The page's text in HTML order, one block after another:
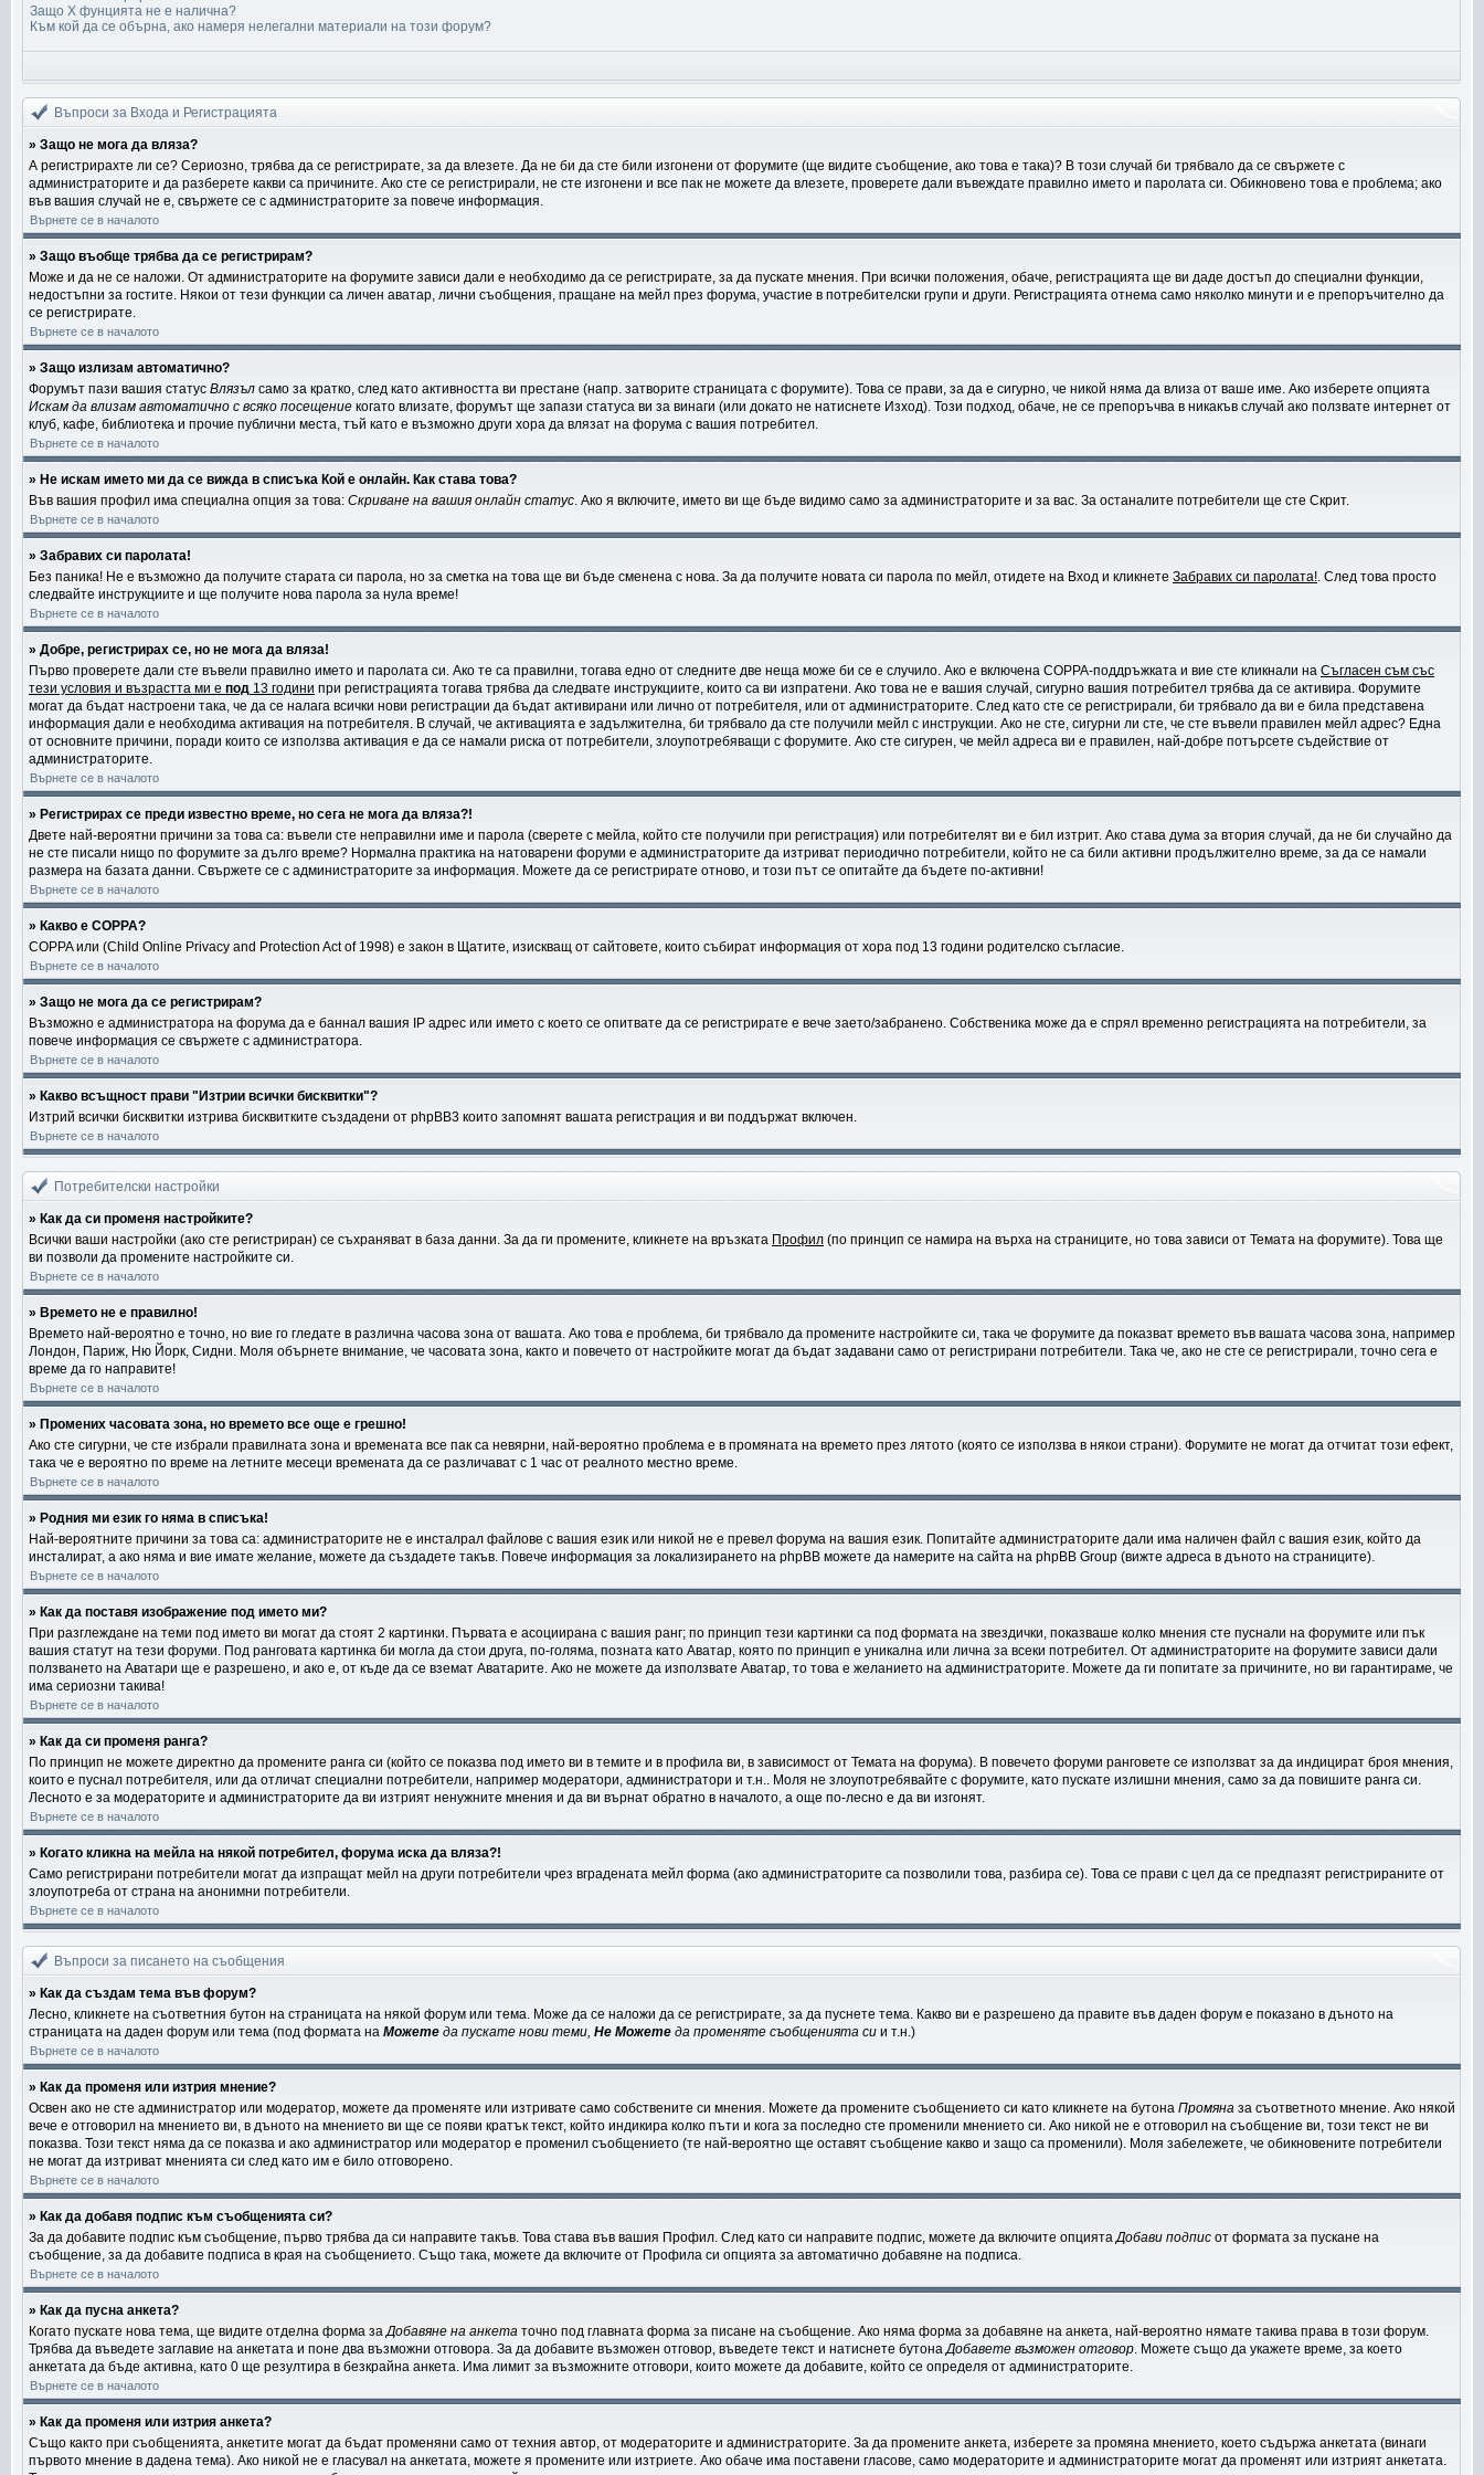
Защо X фунцията не е налична?
Към кой да се обърна, ако намеря нелегални материали на този форум?
Въпроси за Входа и Регистрацията
» Защо не мога да вляза?
А регистрирахте ли се? Сериозно, трябва да се регистрирате, за да влезете. Да не би да сте били изгонени от форумите (ще видите съобщение, ако това е така)? В този случай би трябвало да се свържете с
администраторите и да разберете какви са причините. Ако сте се регистрирали, не сте изгонени и все пак не можете да влезете, проверете дали въвеждате правилно името и паролата си. Обикновено това е проблема; ако
във вашия случай не е, свържете се с администраторите за повече информация.
Върнете се в началото
» Защо въобще трябва да се регистрирам?
Може и да не се наложи. От администраторите на форумите зависи дали е необходимо да се регистрирате, за да пускате мнения. При всички положения, обаче, регистрацията ще ви даде достъп до специални функции,
недостъпни за гостите. Някои от тези функции са личен аватар, лични съобщения, пращане на мейл през форума, участие в потребителски групи и други. Регистрацията отнема само няколко минути и е препоръчително да
се регистрирате.
Върнете се в началото
» Защо излизам автоматично?
Форумът пази вашия статус Влязъл само за кратко, след като активността ви престане (напр. затворите страницата с форумите). Това се прави, за да е сигурно, че никой няма да влиза от ваше име. Ако изберете опцията
Искам да влизам автоматично с всяко посещение когато влизате, форумът ще запази статуса ви за винаги (или докато не натиснете Изход). Този подход, обаче, не се препоръчва в никакъв случай ако ползвате интернет от
клуб, кафе, библиотека и прочие публични места, тъй като е възможно други хора да влязат на форума с вашия потребител.
Върнете се в началото
» Не искам името ми да се вижда в списъка Кой е онлайн. Как става това?
Във вашия профил има специална опция за това: Скриване на вашия онлайн статус. Ако я включите, името ви ще бъде видимо само за администраторите и за вас. За останалите потребители ще сте Скрит.
Върнете се в началото
» Забравих си паролата!
Без паника! Не е възможно да получите старата си парола, но за сметка на това ще ви бъде сменена с нова. За да получите новата си парола по мейл, отидете на Вход и кликнете Забравих си паролата!. След това просто
следвайте инструкциите и ще получите нова парола за нула време!
Върнете се в началото
» Добре, регистрирах се, но не мога да вляза!
Първо проверете дали сте въвели правилно името и паролата си. Ако те са правилни, тогава едно от следните две неща може би се е случило. Ако е включена COPPA-поддръжката и вие сте кликнали на Съгласен съм със
тези условия и възрастта ми е под 13 години при регистрацията тогава трябва да следвате инструкциите, които са ви изпратени. Ако това не е вашия случай, сигурно вашия потребител трябва да се активира. Форумите
могат да бъдат настроени така, че да се налага всички нови регистрации да бъдат активирани или лично от потребителя, или от администраторите. След като сте се регистрирали, би трябвало да ви е била представена
информация дали е необходима активация на потребителя. В случай, че активацията е задължителна, би трябвало да сте получили мейл с инструкции. Ако не сте, сигурни ли сте, че сте въвели правилен мейл адрес? Една
от основните причини, поради които се използва активация е да се намали риска от потребители, злоупотребяващи с форумите. Ако сте сигурен, че мейл адреса ви е правилен, най-добре потърсете съдействие от
администраторите.
Върнете се в началото
» Регистрирах се преди известно време, но сега не мога да вляза?!
Двете най-вероятни причини за това са: въвели сте неправилни име и парола (сверете с мейла, който сте получили при регистрация) или потребителят ви е бил изтрит. Ако става дума за втория случай, да не би случайно да
не сте писали нищо по форумите за дълго време? Нормална практика на натоварени форуми е администраторите да изтриват периодично потребители, който не са били активни продължително време, за да се намали
размера на базата данни. Свържете се с администраторите за информация. Можете да се регистрирате отново, и този път се опитайте да бъдете по-активни!
Върнете се в началото
» Какво е COPPA?
COPPA или (Child Online Privacy and Protection Act of 1998) е закон в Щатите, изискващ от сайтовете, които събират информация от хора под 13 години родителско съгласие.
Върнете се в началото
» Защо не мога да се регистрирам?
Възможно е администратора на форума да е баннал вашия IP адрес или името с което се опитвате да се регистрирате е вече заето/забранено. Собственика може да е спрял временно регистрацията на потребители, за
повече информация се свържете с администратора.
Върнете се в началото
» Какво всъщност прави "Изтрии всички бисквитки"?
Изтрий всички бисквитки изтрива бисквитките създадени от phpBB3 които запомнят вашата регистрация и ви поддържат включен.
Върнете се в началото
Потребителски настройки
» Как да си променя настройките?
Всички ваши настройки (ако сте регистриран) се съхраняват в база данни. За да ги промените, кликнете на връзката Профил (по принцип се намира на върха на страниците, но това зависи от Темата на форумите). Това ще
ви позволи да промените настройките си.
Върнете се в началото
» Времето не е правилно!
Времето най-вероятно е точно, но вие го гледате в различна часова зона от вашата. Ако това е проблема, би трябвало да промените настройките си, така че форумите да показват времето във вашата часова зона, например
Лондон, Париж, Ню Йорк, Сидни. Моля обърнете внимание, че часовата зона, както и повечето от настройките могат да бъдат задавани само от регистрирани потребители. Така че, ако не сте се регистрирали, точно сега е
време да го направите!
Върнете се в началото
» Промених часовата зона, но времето все още е грешно!
Ако сте сигурни, че сте избрали правилната зона и времената все пак са невярни, най-вероятно проблема е в промяната на времето през лятото (която се използва в някои страни). Форумите не могат да отчитат този ефект,
така че е вероятно по време на летните месеци времената да се различават с 1 час от реалното местно време.
Върнете се в началото
» Родния ми език го няма в списъка!
Най-вероятните причини за това са: администраторите не е инсталрал файлове с вашия език или никой не е превел форума на вашия език. Попитайте администраторите дали има наличен файл с вашия език, който да
инсталират, а ако няма и вие имате желание, можете да създадете такъв. Повече информация за локализирането на phpBB можете да намерите на сайта на phpBB Group (вижте адреса в дъното на страниците).
Върнете се в началото
» Как да поставя изображение под името ми?
При разглеждане на теми под името ви могат да стоят 2 картинки. Първата е асоциирана с вашия ранг; по принцип тези картинки са под формата на звездички, показваше колко мнения сте пуснали на форумите или пък
вашия статут на тези форуми. Под ранговата картинка би могла да стои друга, по-голяма, позната като Аватар, която по принцип е уникална или лична за всеки потребител. От администраторите на форумите зависи дали
ползването на Аватари ще е разрешено, и ако е, от къде да се вземат Аватарите. Ако не можете да използвате Аватар, то това е желанието на администраторите. Можете да ги попитате за причините, но ви гарантираме, че
има сериозни такива!
Върнете се в началото
» Как да си променя ранга?
По принцип не можете директно да промените ранга си (който се показва под името ви в темите и в профила ви, в зависимост от Темата на форума). В повечето форуми ранговете се използват за да индицират броя мнения,
които е пуснал потребителя, или да отличат специални потребители, например модератори, администратори и т.н.. Моля не злоупотребявайте с форумите, като пускате излишни мнения, само за да повишите ранга си.
Лесното е за модераторите и администраторите да ви изтрият ненужните мнения и да ви върнат обратно в началото, а още по-лесно е да ви изгонят.
Върнете се в началото
» Когато кликна на мейла на някой потребител, форума иска да вляза?!
Само регистрирани потребители могат да изпращат мейл на други потребители чрез вградената мейл форма (ако администраторите са позволили това, разбира се). Това се прави с цел да се предпазят регистрираните от
злоупотреба от страна на анонимни потребители.
Върнете се в началото
Въпроси за писането на съобщения
» Как да създам тема във форум?
Лесно, кликнете на съответния бутон на страницата на някой форум или тема. Може да се наложи да се регистрирате, за да пуснете тема. Какво ви е разрешено да правите във даден форум е показано в дъното на
страницата на даден форум или тема (под формата на Можете да пускате нови теми, Не Можете да променяте съобщенията си и т.н.)
Върнете се в началото
» Как да променя или изтрия мнение?
Освен ако не сте администратор или модератор, можете да променяте или изтривате само собствените си мнения. Можете да промените съобщението си като кликнете на бутона Промяна за съответното мнение. Ако някой
вече е отговорил на мнението ви, в дъното на мнението ви ще се появи кратък текст, който индикира колко пъти и кога за последно сте променили мнението си. Ако никой не е отговорил на съобщение ви, този текст не ви
показва. Този текст няма да се показва и ако администратор или модератор е променил съобщението (те най-вероятно ще оставят съобщение какво и защо са променили). Моля забележете, че обикновените потребители
не могат да изтриват мненията си след като им е било отговорено.
Върнете се в началото
» Как да добавя подпис към съобщенията си?
За да добавите подпис към съобщение, първо трябва да си направите такъв. Това става във вашия Профил. След като си направите подпис, можете да включите опциятаДобави подпис от формата за пускане на
съобщение, за да добавите подписа в края на съобщението. Също така, можете да включите от Профила си опцията за автоматично добавяне на подписа.
Върнете се в началото
» Как да пусна анкета?
Когато пускате нова тема, ще видите отделна форма заДобавяне на анкета точно под главната форма за писане на съобщение. Ако няма форма за добавяне на анкета, най-вероятно нямате такива права в този форум.
Трябва да въведете заглавие на анкетата и поне два възможни отговора. За да добавите възможен отговор, въведете текст и натиснете бутонаДобавете възможен отговор. Можете също да укажете време, за което
анкетата да бъде активна, като 0 ще резултира в безкрайна анкета. Има лимит за възможните отговори, които можете да добавите, който се определя от администраторите.
Върнете се в началото
» Как да променя или изтрия анкета?
Също както при съобщенията, анкетите могат да бъдат променяни само от техния автор, от модераторите и администраторите. За да промените анкета, изберете за промяна мнението, което съдържа анкетата (винаги
първото мнение в дадена тема). Ако никой не е гласувал на анкетата, можете я промените или изтриете. Ако обаче има поставени гласове, само модераторите и администраторите могат да променят или изтрият анкетата.